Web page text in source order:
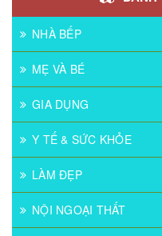
NHÀ BẾP
MẸ VÀ BÉ
GIA DỤNG
Y TẾ & SỨC KHỎE
LÀM ĐẸP
NỘI NGOẠI THẤT